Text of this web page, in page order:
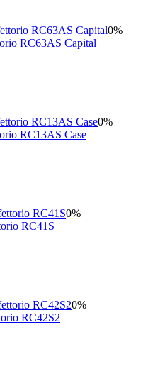
0%
RC63AS Capital
0%
RС13AS Case
0%
RС41S
0%
RС42S2